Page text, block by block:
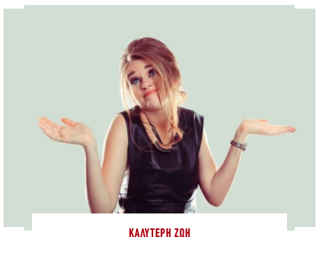
ΚΑΛΎΤΕΡΗ ΖΩΉ